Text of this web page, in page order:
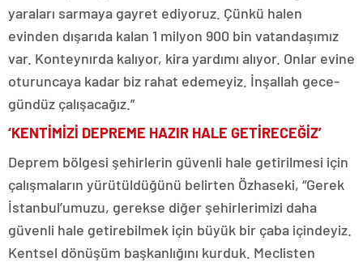
yaraları sarmaya gayret ediyoruz. Çünkü halen
evinden dışarıda kalan 1 milyon 900 bin vatandaşımız
var. Konteynırda kalıyor, kira yardımı alıyor. Onlar evine
oturuncaya kadar biz rahat edemeyiz. İnşallah gece-
gündüz çalışacağız.”
‘KENTİMİZİ DEPREME HAZIR HALE GETİRECEĞİZ’
Deprem bölgesi şehirlerin güvenli hale getirilmesi için
çalışmaların yürütüldüğünü belirten Özhaseki, “Gerek
İstanbul’umuzu, gerekse diğer şehirlerimizi daha
güvenli hale getirebilmek için büyük bir çaba içindeyiz.
Kentsel dönüşüm başkanlığını kurduk. Meclisten